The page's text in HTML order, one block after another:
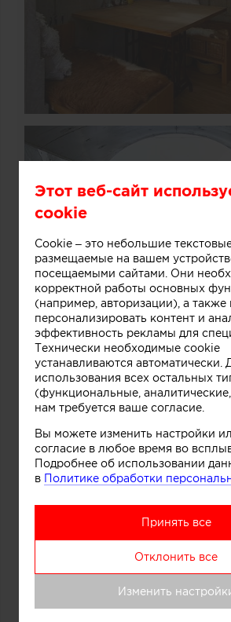
Этот веб-сайт
cookie
Cookie – это небольшие
размещаемые на вашем
посещаемыми сайтами. Они
корректной работы основных
(например, авторизации), а также
персонализировать контент и
эффективность рекламы для
Технически необходимые cookie
устанавливаются автоматически.
использования всех остальных
(функциональные,
нам требуется ваше согласие.
Вы можете изменить настройки
согласие в любое время во
Подробнее об использовании
в Политике обработки
Принять все
Отклонить все
Изменить